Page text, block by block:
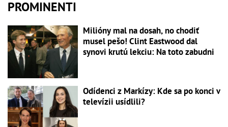
PROMINENTI
Milióny mal na dosah, no chodiť
musel pešo! Clint Eastwood dal
synovi krutú lekciu: Na toto zabudni
Odídenci z Markízy: Kde sa po konci v
televízii usídlili?